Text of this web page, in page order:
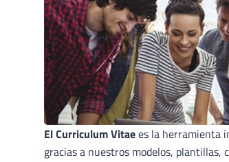
El Curriculum Vitaees la herramienta
gracias a nuestros modelos, plantillas,